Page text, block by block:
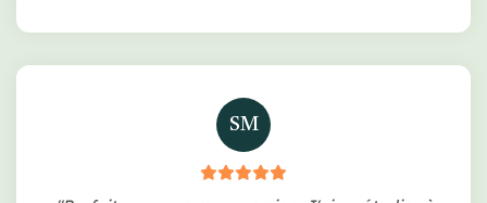
SM